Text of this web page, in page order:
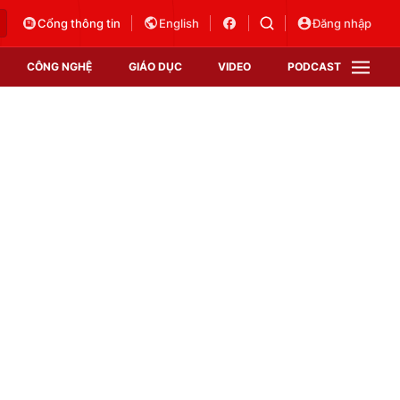
Cổng thông tin English Đăng nhập
CÔNG NGHỆ GIÁO DỤC VIDEO PODCAST